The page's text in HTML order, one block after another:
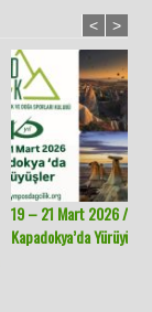
19 – 21 Mart 2026 /
Kapadokya’da Yürüyüşler
< >